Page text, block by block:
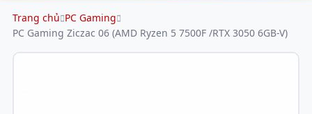
Trang chủ PC Gaming
PC Gaming Ziczac 06 (AMD Ryzen 5 7500F /RTX 3050 6GB-V)